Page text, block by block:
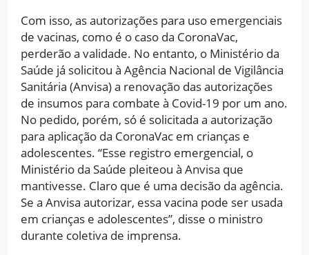
Com isso, as autorizações para uso emergenciais
de vacinas, como é o caso da CoronaVac,
perderão a validade. No entanto, o Ministério da
Saúde já solicitou à Agência Nacional de Vigilância
Sanitária (Anvisa) a renovação das autorizações
de insumos para combate à Covid-19 por um ano.
No pedido, porém, só é solicitada a autorização
para aplicação da CoronaVac em crianças e
adolescentes. “Esse registro emergencial, o
Ministério da Saúde pleiteou à Anvisa que
mantivesse. Claro que é uma decisão da agência.
Se a Anvisa autorizar, essa vacina pode ser usada
em crianças e adolescentes”, disse o ministro
durante coletiva de imprensa.